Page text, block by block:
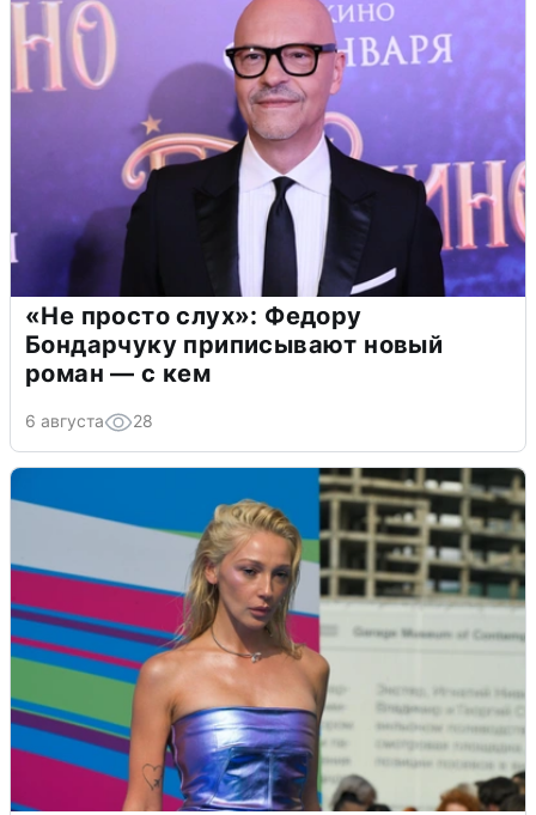
«Не просто слух»: Федору
Бондарчуку приписывают новый
роман — с кем
6 августа 28